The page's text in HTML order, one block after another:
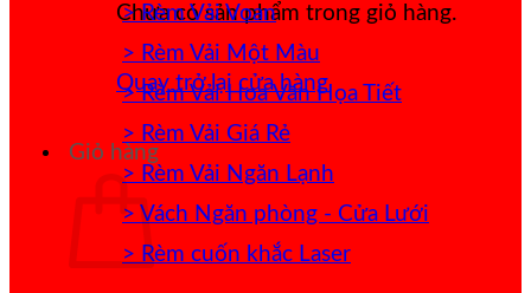
Chưa có sản phẩm trong giỏ hàng.
Quay trở lại cửa hàng
Giỏ hàng
> Rèm Vải Voan
> Rèm Vải Một Màu
> Rèm Vải Hoa Văn Họa Tiết
> Rèm Vải Giá Rẻ
> Rèm Vải Ngăn Lạnh
> Vách Ngăn phòng - Cửa Lưới
> Rèm cuốn khắc Laser